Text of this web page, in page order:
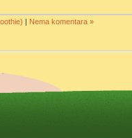
| Nema komentara »